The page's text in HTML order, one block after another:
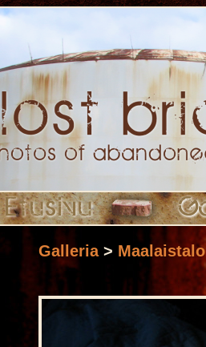
Galleria> Maalaistalo